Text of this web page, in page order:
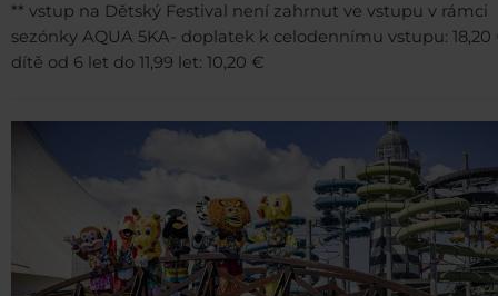
** vstup na Dětský Festival není zahrnut ve vstupu v rámci
sezónky AQUA 5KA- doplatek k celodennímu vstupu: 18,20
dítě od 6 let do 11,99 let: 10,20 €